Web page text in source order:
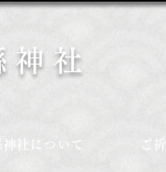
神社
社について ご